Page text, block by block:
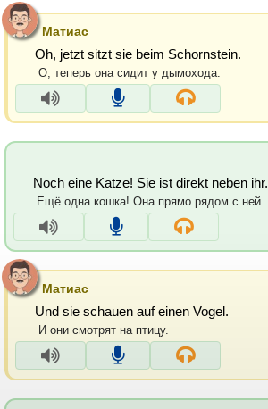
Матиас
Oh, jetzt sitzt sie beim Schornstein.
О, теперь она сидит у дымохода.
Noch eine Katze! Sie ist direkt neben ihr.
Ещё одна кошка! Она прямо рядом с ней.
Матиас
Und sie schauen auf einen Vogel.
И они смотрят на птицу.